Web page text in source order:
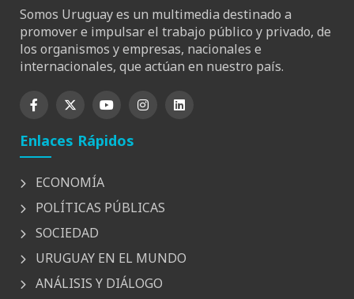
Somos Uruguay es un multimedia destinado a
promover e impulsar el trabajo público y privado, de
los organismos y empresas, nacionales e
internacionales, que actúan en nuestro país.
Enlaces Rápidos
ECONOMÍA
POLÍTICAS PÚBLICAS
SOCIEDAD
URUGUAY EN EL MUNDO
ANÁLISIS Y DIÁLOGO